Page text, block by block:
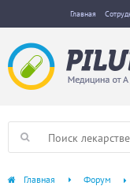
Главная
Главная Форум